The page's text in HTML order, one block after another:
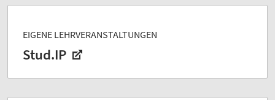
EIGENE LEHRVERANSTALTUNGEN
Stud.IP